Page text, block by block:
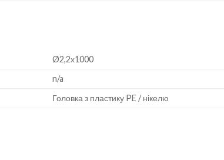
Ø2,2х1000
n/a
Головка з пластику PE / нікелю